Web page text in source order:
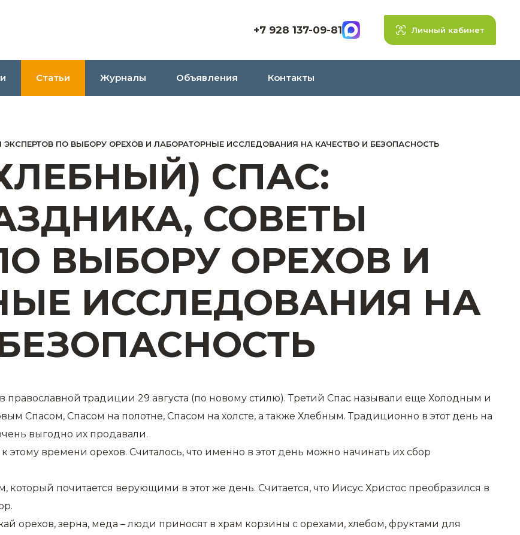
+7 928 137-09-81 Личный кабинет
Статьи Журналы Объявления Контакты
ПО ВЫБОРУ ОРЕХОВ И ЛАБОРАТОРНЫЕ ИССЛЕДОВАНИЯ НА КАЧЕСТВО И БЕЗОПАСНОСТЬ
СПАС:
СОВЕТЫ
ВЫБОРУ ОРЕХОВ И
ИССЛЕДОВАНИЯ НА
православной традиции 29 августа (по новому стилю). Третий Спас называли еще Холодным и
Спасом, Спасом на полотне, Спасом на холсте, а также Хлебным. Традиционно в этот день на
выгодно их продавали.
этому времени орехов. Считалось, что именно в этот день можно начинать их сбор
почитается верующими в этот же день. Считается, что Иисус Христос преобразился в
орехов, зерна, меда – люди приносят в храм корзины с орехами, хлебом, фруктами для